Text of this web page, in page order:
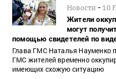
Новости -10
Жители
могут
помощью свидетелей по
Глава ГМС Наталья Науменко
ГМС жителей временно
имеющих схожую ситуацию